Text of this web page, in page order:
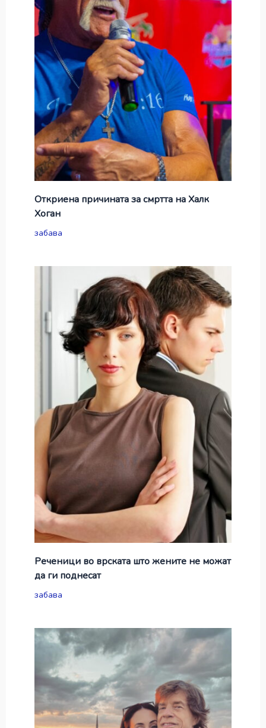
Откриена причината за смртта на Халк
Хоган
забава
Реченици во врската што жените не можат
да ги поднесат
забава